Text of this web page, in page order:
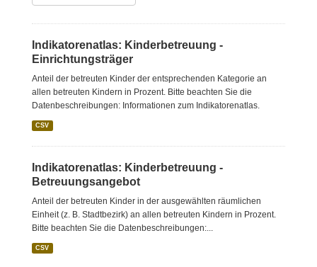
Indikatorenatlas: Kinderbetreuung -
Einrichtungsträger
Anteil der betreuten Kinder der entsprechenden Kategorie an
allen betreuten Kindern in Prozent. Bitte beachten Sie die
Datenbeschreibungen: Informationen zum Indikatorenatlas.
CSV
Indikatorenatlas: Kinderbetreuung -
Betreuungsangebot
Anteil der betreuten Kinder in der ausgewählten räumlichen
Einheit (z. B. Stadtbezirk) an allen betreuten Kindern in Prozent.
Bitte beachten Sie die Datenbeschreibungen:...
CSV